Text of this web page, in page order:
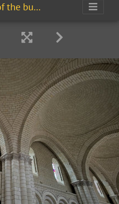
The fly of the bumblebee